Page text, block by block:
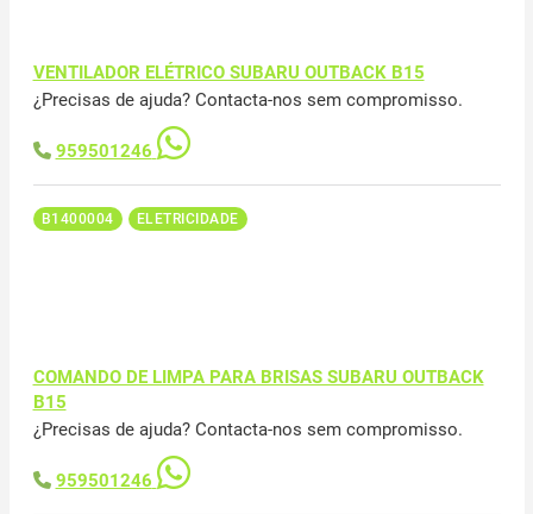
VENTILADOR ELÉTRICO SUBARU OUTBACK B15
¿Precisas de ajuda? Contacta-nos sem compromisso.
959501246
B1400004 ELETRICIDADE
COMANDO DE LIMPA PARA BRISAS SUBARU OUTBACK
B15
¿Precisas de ajuda? Contacta-nos sem compromisso.
959501246